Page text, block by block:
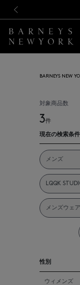
BARNEYS NEW
対象商品数
3件
現在の検索条件
メンズ
LQQK
メンズウェア
性別
ウィメンズ